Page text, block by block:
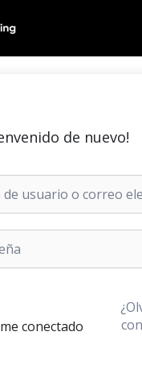
de nuevo!
conectado